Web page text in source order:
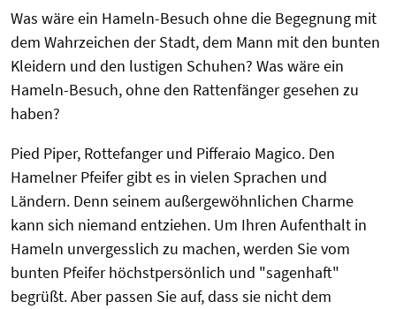
Was wäre ein Hameln-Besuch ohne die Begegnung mit
dem Wahrzeichen der Stadt, dem Mann mit den bunten
Kleidern und den lustigen Schuhen? Was wäre ein
Hameln-Besuch, ohne den Rattenfänger gesehen zu
haben?
Pied Piper, Rottefanger und Pifferaio Magico. Den
Hamelner Pfeifer gibt es in vielen Sprachen und
Ländern. Denn seinem außergewöhnlichen Charme
kann sich niemand entziehen. Um Ihren Aufenthalt in
Hameln unvergesslich zu machen, werden Sie vom
bunten Pfeifer höchstpersönlich und "sagenhaft"
begrüßt. Aber passen Sie auf, dass sie nicht dem